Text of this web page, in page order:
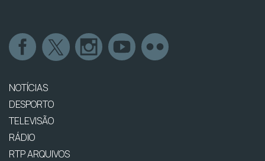
NOTÍCIAS
DESPORTO
TELEVISÃO
RÁDIO
RTP ARQUIVOS